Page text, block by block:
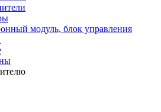
модуль, блок управления